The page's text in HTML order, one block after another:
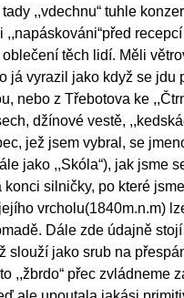
,,vdechnu“ tuhle
,,napáskováni“před
těch lidí. Měli
já vyrazil jako když se jdu
nebo z Třebotova ke
džínové vestě,
jež jsem vybral, se
jako ,,Skóla“), jak jsme
silničky, po které
vrcholu(1840m.n.m)
Dále zde údajně
slouží jako srub na
,,žbrdo“ přec zvládneme